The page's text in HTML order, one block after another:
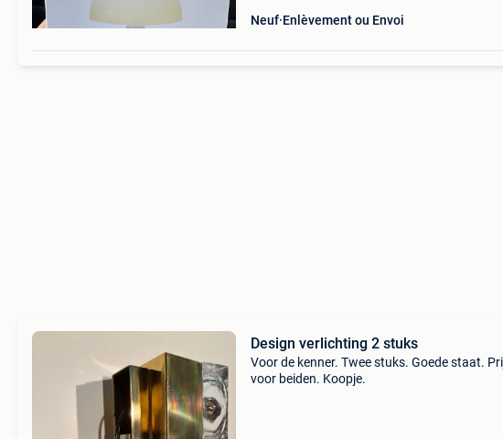
Neuf Enlèvement ou Envoi
Design verlichting 2 stuks
Voor de kenner. Twee stuks. Goede staat.
voor beiden. Koopje.